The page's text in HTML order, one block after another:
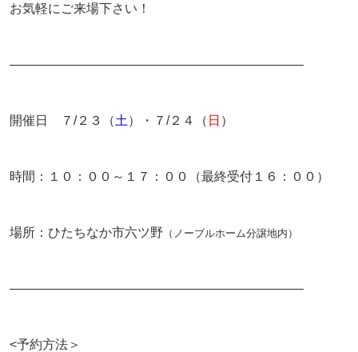
お気軽にご来場下さい！
———————————————————————
開催日 ７/２３（土 ）・７/２４（ 日 ）
時間：１０：００～１７：００（最終受付１６：００）
場所：ひたちなか市六ツ野 （ノーブルホーム分譲地内）
———————————————————————
<予約方法＞